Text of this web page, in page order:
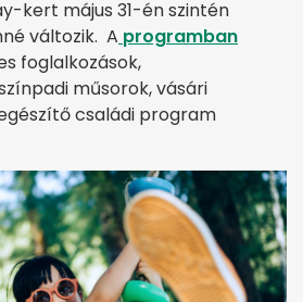
kert május 31-én szintén
változik. A programban
foglalkozások,
műsorok, vásári
családi program